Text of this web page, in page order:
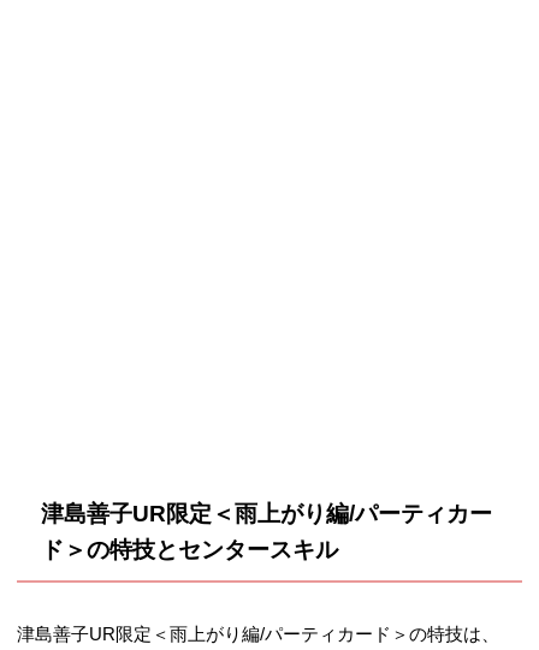
津島善子UR限定＜雨上がり編/パーティカー
ド＞の特技とセンタースキル
津島善子UR限定＜雨上がり編/パーティカード＞の特技は、